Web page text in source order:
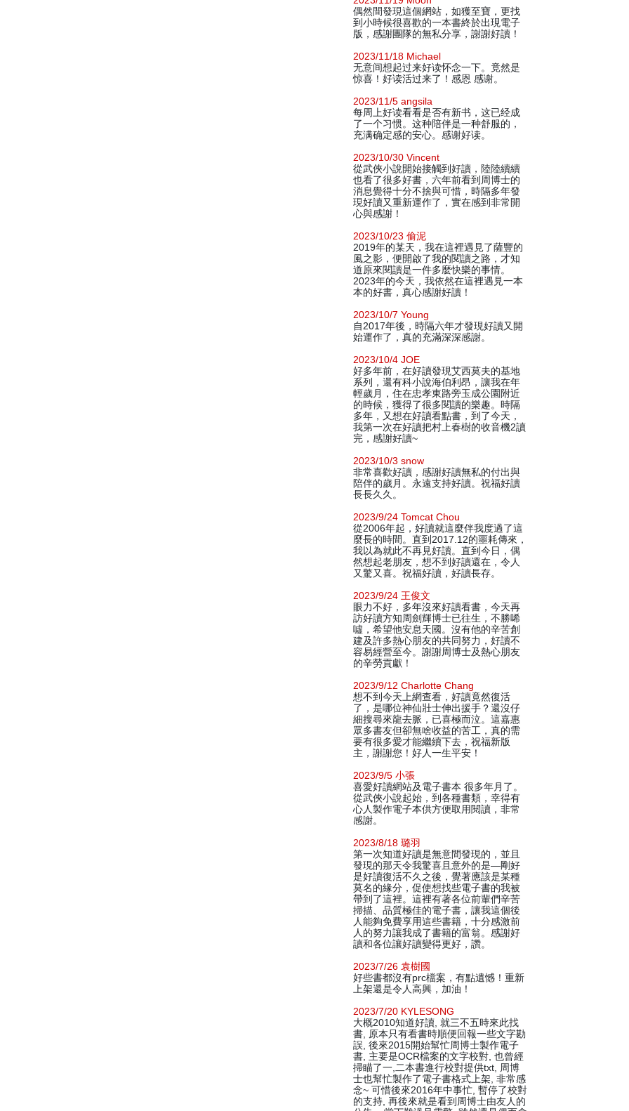
偶然間發現這個網站，如獲至寶，更找
到小時候很喜歡的一本書終於出現電子
版，感謝團隊的無私分享，謝謝好讀！
2023/11/18 Michael
无意间想起过来好读怀念一下。竟然是
惊喜！好读活过来了！感恩 感谢。
2023/11/5 angsila
每周上好读看看是否有新书，这已经成
了一个习惯。这种陪伴是一种舒服的，
充满确定感的安心。感谢好读。
2023/10/30 Vincent
從武俠小說開始接觸到好讀，陸陸續續
也看了很多好書，六年前看到周博士的
消息覺得十分不捨與可惜，時隔多年發
現好讀又重新運作了，實在感到非常開
心與感謝！
2023/10/23 偷泥
2019年的某天，我在這裡遇見了薩豐的
風之影，便開啟了我的閱讀之路，才知
道原來閱讀是一件多麼快樂的事情。
2023年的今天，我依然在這裡遇見一本
本的好書，真心感謝好讀！
2023/10/7 Young
自2017年後，時隔六年才發現好讀又開
始運作了，真的充滿深深感謝。
2023/10/4 JOE
好多年前，在好讀發現艾西莫夫的基地
系列，還有科小說海伯利昂，讓我在年
輕歲月，住在忠孝東路旁玉成公園附近
的時候，獲得了很多閱讀的樂趣。時隔
多年，又想在好讀看點書，到了今天，
我第一次在好讀把村上春樹的收音機2讀
完，感謝好讀~
2023/10/3 snow
非常喜歡好讀，感謝好讀無私的付出與
陪伴的歲月。永遠支持好讀。祝福好讀
長長久久。
2023/9/24 Tomcat Chou
從2006年起，好讀就這麼伴我度過了這
麼長的時間。直到2017.12的噩耗傳來，
我以為就此不再見好讀。直到今日，偶
然想起老朋友，想不到好讀還在，令人
又驚又喜。祝福好讀，好讀長存。
2023/9/24 王俊文
眼力不好，多年沒來好讀看書，今天再
訪好讀方知周劍輝博士已往生，不勝唏
噓，希望他安息天國。沒有他的辛苦創
建及許多熱心朋友的共同努力，好讀不
容易經營至今。謝謝周博士及熱心朋友
的辛勞貢獻！
2023/9/12 Charlotte Chang
想不到今天上網查看，好讀竟然復活
了，是哪位神仙壯士伸出援手？還沒仔
細搜尋來龍去脈，已喜極而泣。這嘉惠
眾多書友但卻無啥收益的苦工，真的需
要有很多愛才能繼續下去，祝福新版
主，謝謝您！好人一生平安！
2023/9/5 小張
喜愛好讀網站及電子書本 很多年月了。
從武俠小說起始，到各種書類，幸得有
心人製作電子本供方便取用閱讀，非常
感謝。
2023/8/18 璐羽
第一次知道好讀是無意間發現的，並且
發現的那天令我驚喜且意外的是—剛好
是好讀復活不久之後，覺著應該是某種
莫名的緣分，促使想找些電子書的我被
帶到了這裡。這裡有著各位前輩們辛苦
掃描、品質極佳的電子書，讓我這個後
人能夠免費享用這些書籍，十分感激前
人的努力讓我成了書籍的富翁。感謝好
讀和各位讓好讀變得更好，讚。
2023/7/26 袁樹國
好些書都沒有prc檔案，有點遺憾！重新
上架還是令人高興，加油！
2023/7/20 KYLESONG
大概2010知道好讀, 就三不五時來此找
書, 原本只有看書時順便回報一些文字勘
誤, 後來2015開始幫忙周博士製作電子
書, 主要是OCR檔案的文字校對, 也曾經
掃瞄了一,二本書進行校對提供txt, 周博
士也幫忙製作了電子書格式上架, 非常感
念~ 可惜後來2016年中事忙, 暫停了校對
的支持, 再後來就是看到周博士由友人的